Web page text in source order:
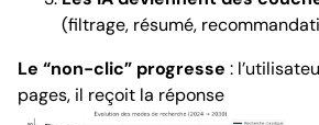
(filtrage, résumé,
Le “non-clic” progresse :
pages, il reçoit la réponse